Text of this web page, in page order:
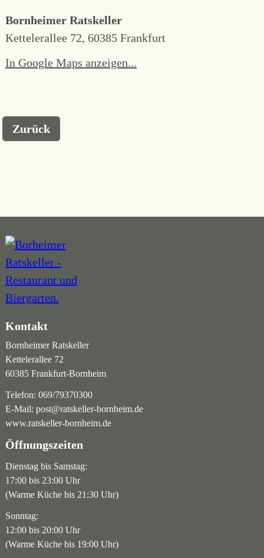
Bornheimer Ratskeller
Kettelerallee 72, 60385 Frankfurt
In Google Maps anzeigen...
Zurück
Kontakt
Bornheimer Ratskeller
Kettelerallee 72
60385 Frankfurt-Bornheim
Telefon: 069/79370300
E-Mail: post@ratskeller-bornheim.de
www.ratskeller-bornheim.de
Öffnungszeiten
Dienstag bis Samstag:
17:00 bis 23:00 Uhr
(Warme Küche bis 21:30 Uhr)
Sonntag:
12:00 bis 20:00 Uhr
(Warme Küche bis 19:00 Uhr)